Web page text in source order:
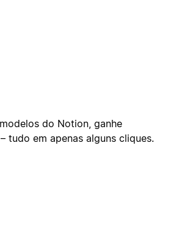
do Notion, ganhe
tudo em apenas alguns cliques.